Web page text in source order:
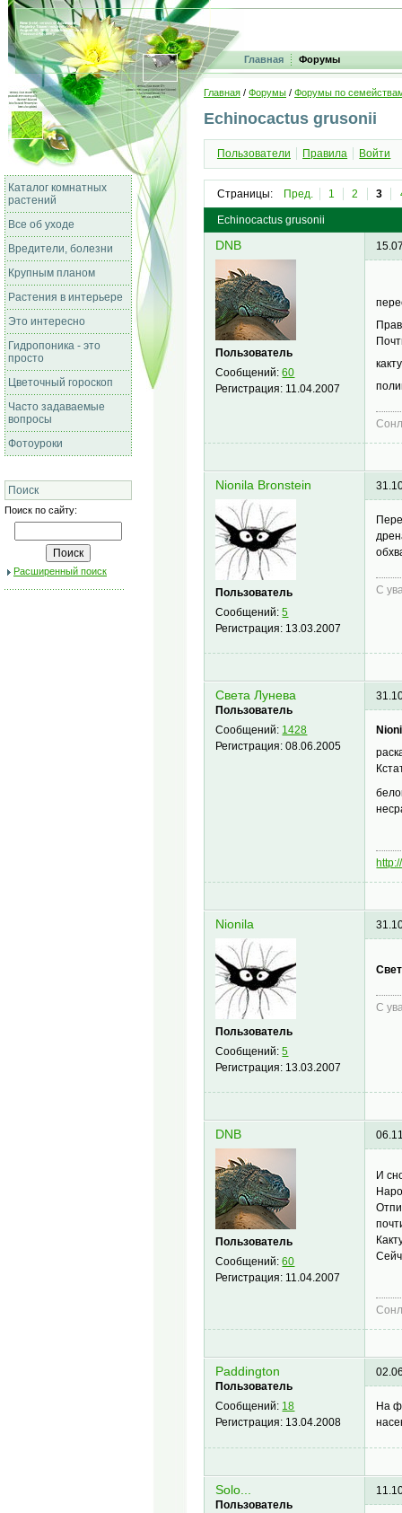
Главная Форумы
Каталог комнатных
растений
Все об уходе
Вредители, болезни
Крупным планом
Растения в интерьере
Это интересно
Гидропоника - это
просто
Цветочный гороскоп
Часто задаваемые
вопросы
Фотоуроки
Поиск
Поиск по сайту:
Расширенный поиск
Главная / Форумы / Форумы по
Echinocactus grusonii
Пользователи Правила Войти
Страницы: Пред. 1 2 3
Echinocactus grusonii
DNB
Пользователь
Сообщений:60
Регистрация: 11.04.2007
Nionila Bronstein
Пользователь
Сообщений:5
Регистрация: 13.03.2007
С
Света Лунева
Пользователь
Сообщений: 1428
Регистрация:08.06.2005
Nionila
Пользователь
Сообщений:5
Регистрация: 13.03.2007
С
DNB
Пользователь
Сообщений:60
Регистрация: 11.04.2007
И
Paddington
Пользователь
Сообщений: 18
Регистрация: 13.04.2008
На
Solo...
Пользователь